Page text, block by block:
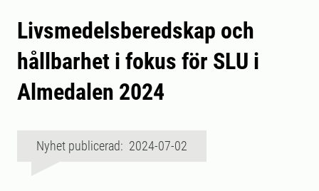
Livsmedelsberedskap och
hållbarhet i fokus för SLU i
Almedalen 2024
Nyhet publicerad: 2024-07-02